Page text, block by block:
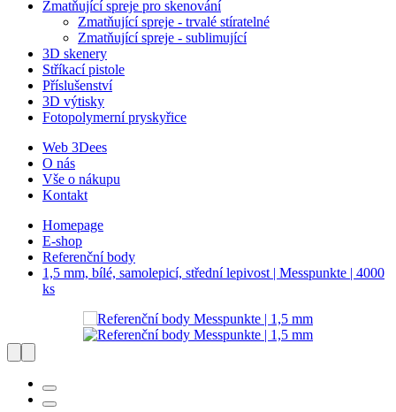
Zmatňující spreje pro skenování
Zmatňující spreje - trvalé stíratelné
Zmatňující spreje - sublimující
3D skenery
Stříkací pistole
Příslušenství
3D výtisky
Fotopolymerní pryskyřice
Web 3Dees
O nás
Vše o nákupu
Kontakt
Homepage
E-shop
Referenční body
1,5 mm, bílé, samolepicí, střední lepivost | Messpunkte | 4000
ks